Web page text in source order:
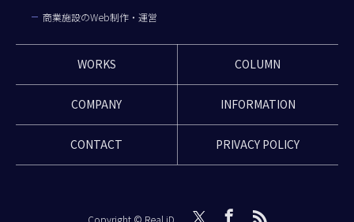
商業施設のWeb制作・運営
WORKS COLUMN
COMPANY INFORMATION
CONTACT PRIVACY POLICY
Copyright © Real iD